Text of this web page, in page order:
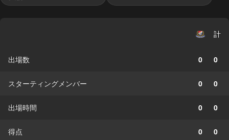
計
出場数 0 0
スターティングメンバー 0 0
出場時間 0 0
得点 0 0